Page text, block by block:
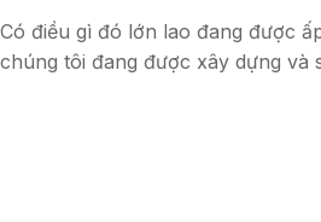
Có điều gì đó lớn lao đang được
chúng tôi đang được xây dựng và